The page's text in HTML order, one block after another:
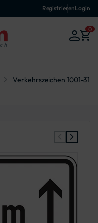
RegistrierenLogin
0
Verkehrszeichen 1001-31